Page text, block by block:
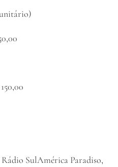
SulAmérica Paradiso,